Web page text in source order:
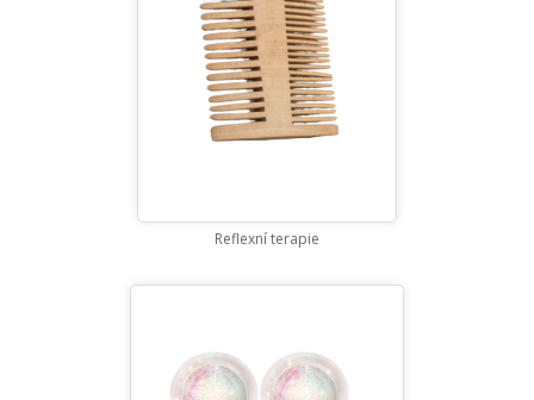
Reflexní terapie